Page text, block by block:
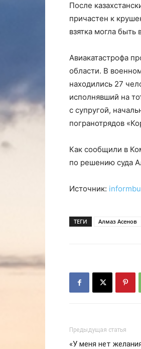
После
причастен к
взятка могла
Авиакатастрофа
области. В
находились 27
исполнявший на
с супругой,
погранотрядов
Как сообщили в
по решению суда
Источник:
ТЕГИ Алмаз Асенов
Предыдущая статья
«У меня нет